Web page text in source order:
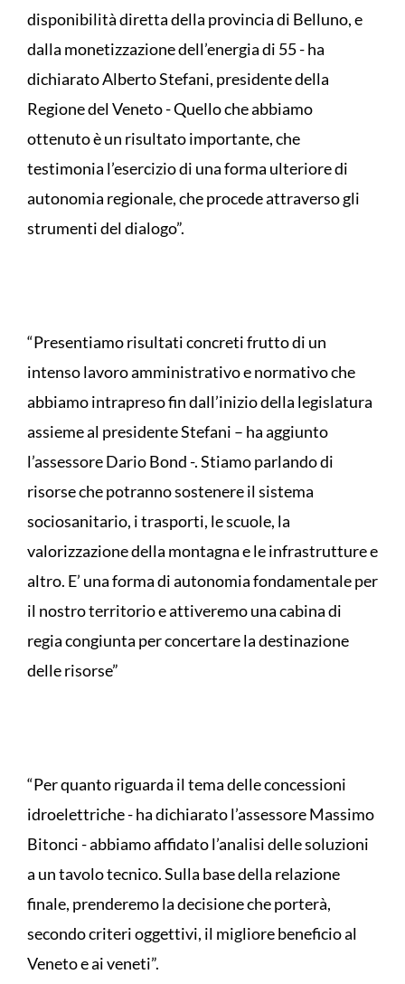
disponibilità diretta della provincia di Belluno, e
dalla monetizzazione dell’energia di 55 - ha
dichiarato Alberto Stefani, presidente della
Regione del Veneto - Quello che abbiamo
ottenuto è un risultato importante, che
testimonia l’esercizio di una forma ulteriore di
autonomia regionale, che procede attraverso gli
strumenti del dialogo”.
“Presentiamo risultati concreti frutto di un
intenso lavoro amministrativo e normativo che
abbiamo intrapreso fin dall’inizio della legislatura
assieme al presidente Stefani – ha aggiunto
l’assessore Dario Bond -. Stiamo parlando di
risorse che potranno sostenere il sistema
sociosanitario, i trasporti, le scuole, la
valorizzazione della montagna e le infrastrutture e
altro. E’ una forma di autonomia fondamentale per
il nostro territorio e attiveremo una cabina di
regia congiunta per concertare la destinazione
delle risorse”
“Per quanto riguarda il tema delle concessioni
idroelettriche - ha dichiarato l’assessore Massimo
Bitonci - abbiamo affidato l’analisi delle soluzioni
a un tavolo tecnico. Sulla base della relazione
finale, prenderemo la decisione che porterà,
secondo criteri oggettivi, il migliore beneficio al
Veneto e ai veneti”.